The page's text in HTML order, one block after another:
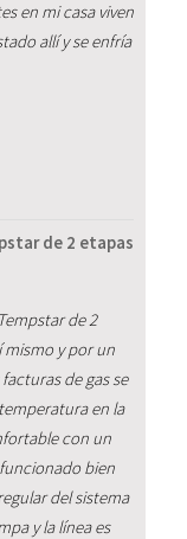
en mi casa viven
allí y se enfría
de 2 etapas
de 2
mismo y por un
de gas se
en la
con un
bien
del sistema
y la línea es